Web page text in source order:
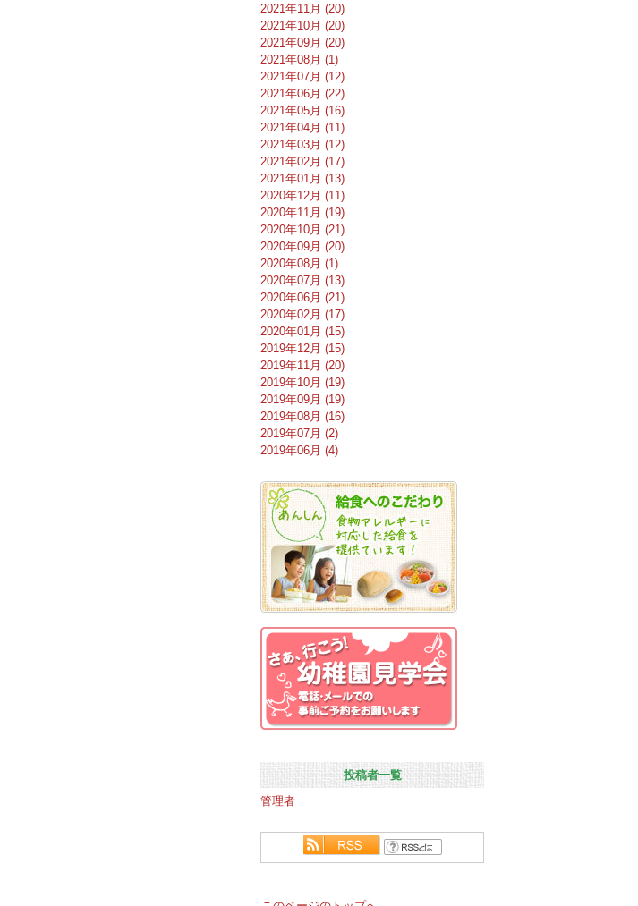
2021年11月 (20)
2021年10月 (20)
2021年09月 (20)
2021年08月 (1)
2021年07月 (12)
2021年06月 (22)
2021年05月 (16)
2021年04月 (11)
2021年03月 (12)
2021年02月 (17)
2021年01月 (13)
2020年12月 (11)
2020年11月 (19)
2020年10月 (21)
2020年09月 (20)
2020年08月 (1)
2020年07月 (13)
2020年06月 (21)
2020年02月 (17)
2020年01月 (15)
2019年12月 (15)
2019年11月 (20)
2019年10月 (19)
2019年09月 (19)
2019年08月 (16)
2019年07月 (2)
2019年06月 (4)
投稿者一覧
管理者